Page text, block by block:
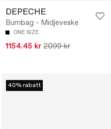
DEPECHE
Bumbag - Midjeveske
ONE SIZE
1154.45 kr 2099 kr
40% rabatt